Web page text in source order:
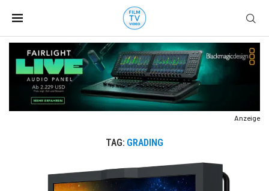
Anzeige
TAG: GRADING